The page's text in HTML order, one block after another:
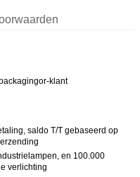
klant
saldo T/T gebaseerd op
en 100.000
verlichting